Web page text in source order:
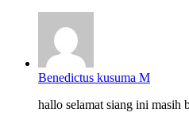
Benedictus kusuma M
hallo selamat siang ini masih